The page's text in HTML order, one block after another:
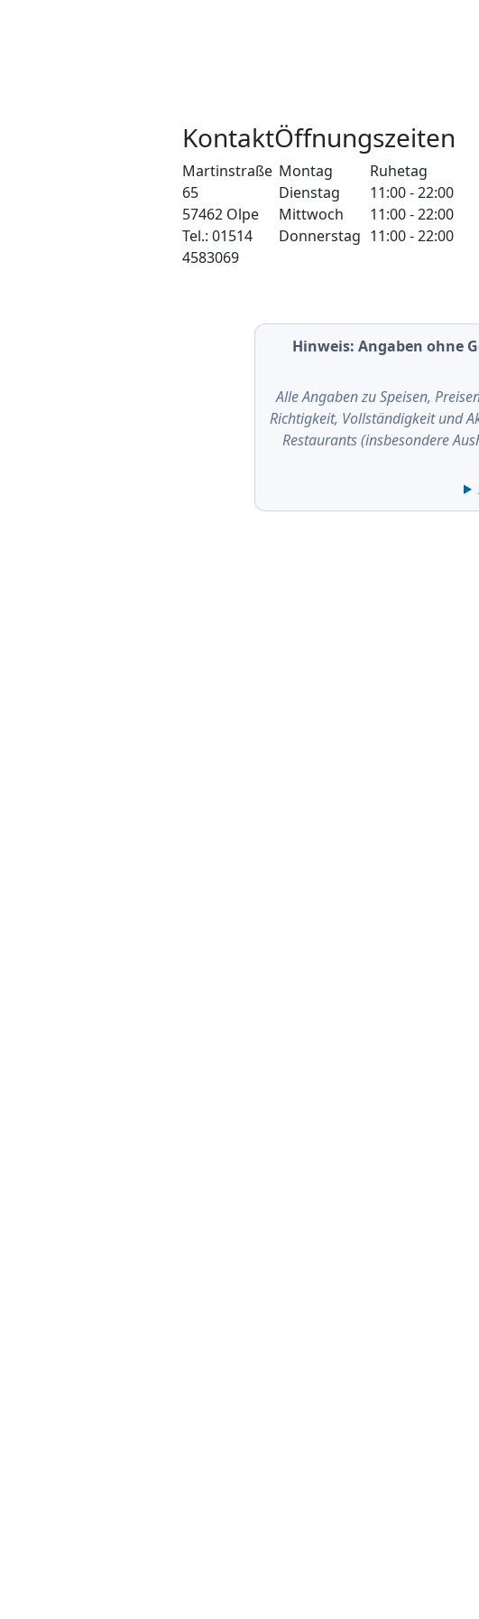
Kontakt
Martinstraße
65
57462 Olpe
Tel.: 01514
4583069
Öffnungszeiten
Montag
Ruhetag
Dienstag
11:00 - 22:00
Mittwoch
11:00 - 22:00
Donnerstag 11:00 - 22:00
Hinweis: Angaben ohne
Alle Angaben zu Speisen,
Richtigkeit, Vollständigkeit und
Restaurants (insbesondere